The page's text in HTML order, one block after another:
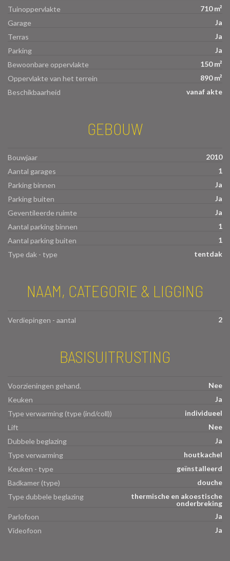
Tuinoppervlakte
710 m²
Garage
Ja
Terras
Ja
Parking
Ja
Bewoonbare oppervlakte
150 m²
Oppervlakte van het terrein
890 m²
Beschikbaarheid
vanaf akte
GEBOUW
Bouwjaar
2010
Aantal garages
1
Parking binnen
Ja
Parking buiten
Ja
Geventileerde ruimte
Ja
Aantal parking binnen
1
Aantal parking buiten
1
Type dak - type
tentdak
NAAM, CATEGORIE & LIGGING
Verdiepingen - aantal 2
BASISUITRUSTING
Voorzieningen gehand.
Nee
Keuken
Ja
Type verwarming (type (ind/coll))
individueel
Lift
Nee
Dubbele beglazing
Ja
Type verwarming
houtkachel
Keuken - type
geïnstalleerd
Badkamer (type)
douche
Type dubbele beglazing
thermische en akoestische
onderbreking
Parlofoon
Ja
Videofoon
Ja